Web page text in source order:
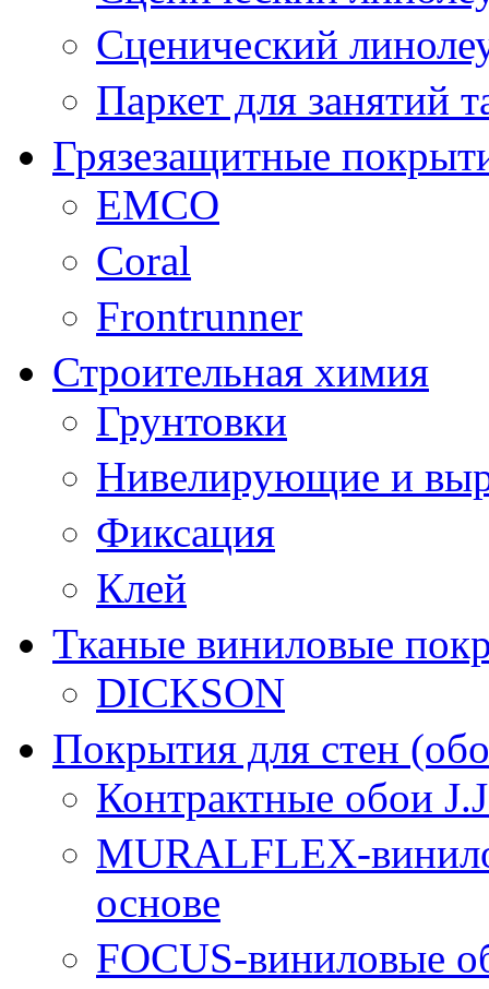
Сценический
Паркет для занятий
Грязезащитные
EMCO
Coral
Frontrunner
Строительная химия
Грунтовки
Нивелирующие и
Фиксация
Клей
Тканые виниловые
DICKSON
Покрытия для стен
Контрактные обои
MURALFLEX-
основе
FOCUS-виниловые